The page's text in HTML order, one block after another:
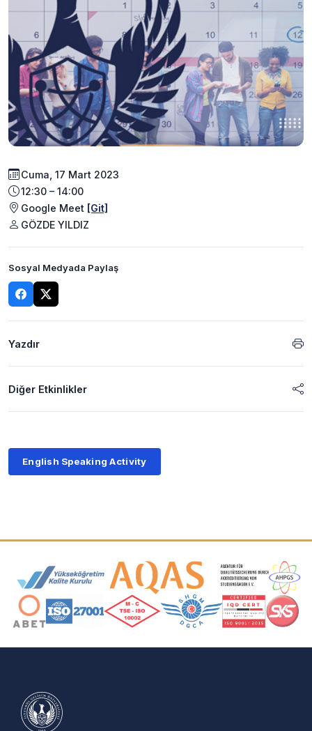
Cuma, 17 Mart 2023
12:30 – 14:00
Google Meet [Git]
GÖZDE YILDIZ
Sosyal Medyada Paylaş
Yazdır
Diğer Etkinlikler
English Speaking Activity
Akreditasyon ve Üyelik Logoları